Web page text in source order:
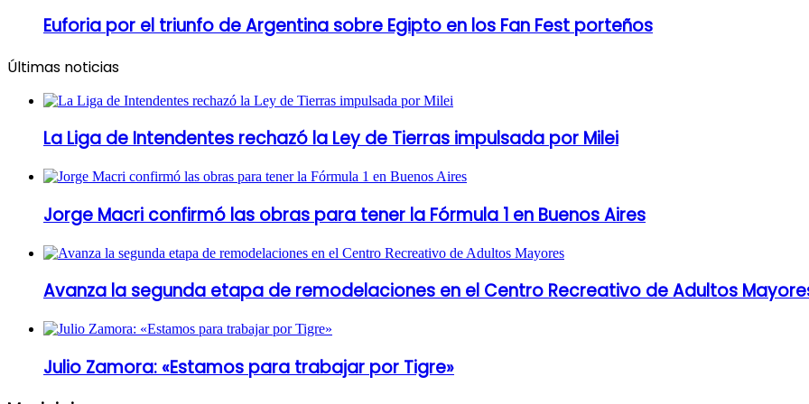
Euforia por el triunfo de Argentina sobre Egipto en los Fan Fest porteños
Últimas noticias
La Liga de Intendentes rechazó la Ley de Tierras impulsada por Milei
Jorge Macri confirmó las obras para tener la Fórmula 1 en Buenos Aires
Avanza la segunda etapa de remodelaciones en el Centro Recreativo de Adultos
Julio Zamora: «Estamos para trabajar por Tigre»